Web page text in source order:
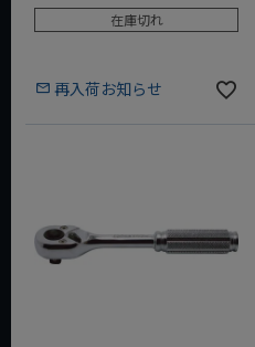
在庫切れ
再入荷お知らせ